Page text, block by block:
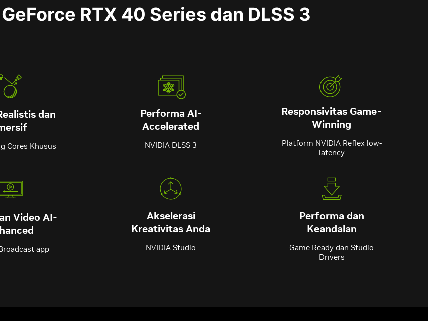
RTX 40 Series dan DLSS 3
dan
Cores Khusus
Performa AI-
Accelerated
NVIDIA DLSS 3
Responsivitas Game-
Winning
Platform NVIDIA Reflex low-
latency
Video AI-
app
Akselerasi
Kreativitas Anda
NVIDIA Studio
Performa dan
Keandalan
Game Ready dan Studio
Drivers